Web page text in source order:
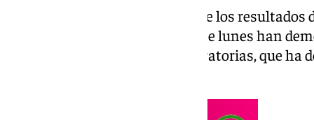
El Vaticano ha informado de que los
últimos días y las realizadas este lunes han
‘polimicrobica’ de las vías respiratorias, que